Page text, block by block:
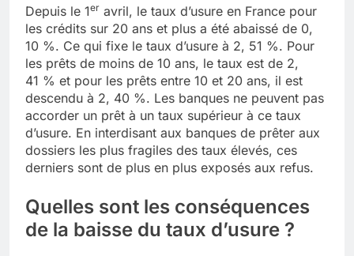
Depuis le 1er avril, le taux d’usure en France pour
les crédits sur 20 ans et plus a été abaissé de 0,
10 %. Ce qui fixe le taux d’usure à 2, 51 %. Pour
les prêts de moins de 10 ans, le taux est de 2,
41 % et pour les prêts entre 10 et 20 ans, il est
descendu à 2, 40 %. Les banques ne peuvent pas
accorder un prêt à un taux supérieur à ce taux
d’usure. En interdisant aux banques de prêter aux
dossiers les plus fragiles des taux élevés, ces
derniers sont de plus en plus exposés aux refus.
Quelles sont les conséquences
de la baisse du taux d’usure ?